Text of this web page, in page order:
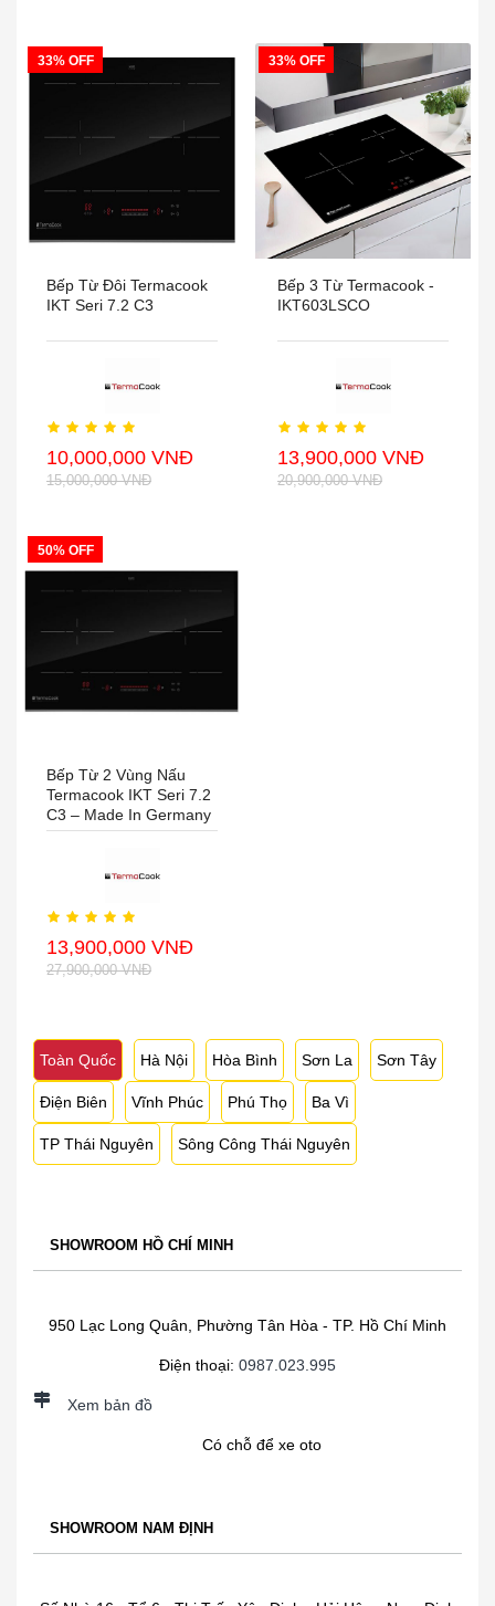
33% OFF
Bếp Từ Đôi Termacook
IKT Seri 7.2 C3
10,000,000 VNĐ
15,000,000 VNĐ
33% OFF
Bếp 3 Từ Termacook -
IKT603LSCO
13,900,000 VNĐ
20,900,000 VNĐ
50% OFF
Bếp Từ 2 Vùng Nấu
Termacook IKT Seri 7.2
C3 – Made In Germany
13,900,000 VNĐ
27,900,000 VNĐ
Toàn Quốc Hà Nội Hòa Bình Sơn La Sơn Tây
Điện Biên Vĩnh Phúc Phú Thọ Ba Vì
TP Thái Nguyên Sông Công Thái Nguyên
SHOWROOM HỒ CHÍ MINH
950 Lạc Long Quân, Phường Tân Hòa - TP. Hồ Chí Minh
Điện thoại: 0987.023.995
Xem bản đồ
Có chỗ để xe oto
SHOWROOM NAM ĐỊNH